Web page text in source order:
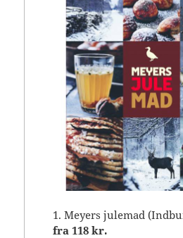
1. Meyers julemad
fra118 kr.